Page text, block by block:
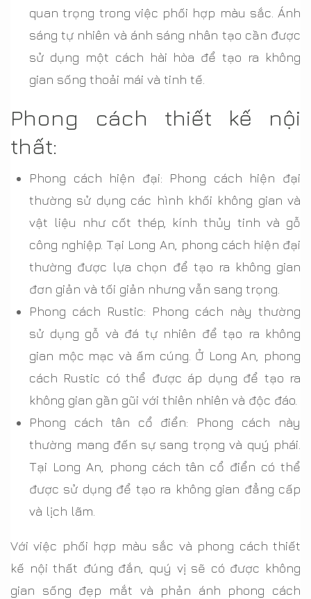
quan trọng trong việc phối hợp màu sắc. Ánh
sáng tự nhiên và ánh sáng nhân tạo cần được
sử dụng một cách hài hòa để tạo ra không
gian sống thoải mái và tinh tế.
Phong cách thiết kế nội
thất:
Phong cách hiện đại: Phong cách hiện đại
thường sử dụng các hình khối không gian và
vật liệu như cốt thép, kính thủy tinh và gỗ
công nghiệp. Tại Long An, phong cách hiện đại
thường được lựa chọn để tạo ra không gian
đơn giản và tối giản nhưng vẫn sang trọng.
Phong cách Rustic: Phong cách này thường
sử dụng gỗ và đá tự nhiên để tạo ra không
gian mộc mạc và ấm cúng. Ở Long An, phong
cách Rustic có thể được áp dụng để tạo ra
không gian gần gũi với thiên nhiên và độc đáo.
Phong cách tân cổ điển: Phong cách này
thường mang đến sự sang trọng và quý phái.
Tại Long An, phong cách tân cổ điển có thể
được sử dụng để tạo ra không gian đẳng cấp
và lịch lãm.
Với việc phối hợp màu sắc và phong cách thiết
kế nội thất đúng đắn, quý vị sẽ có được không
gian sống đẹp mắt và phản ánh phong cách